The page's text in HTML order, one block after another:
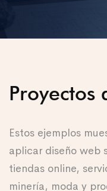
Proyectos
Estos ejemplos
aplicar diseño web
tiendas online,
minería, moda y